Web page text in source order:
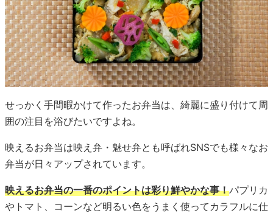
せっかく手間暇かけて作ったお弁当は、綺麗に盛り付けて周
囲の注目を浴びたいですよね。
映えるお弁当は映え弁・魅せ弁とも呼ばれSNSでも様々なお
弁当が日々アップされています。
映えるお弁当の一番のポイントは彩り鮮やかな事！パプリカ
やトマト、コーンなど明るい色をうまく使ってカラフルに仕